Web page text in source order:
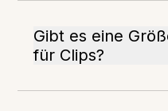
Gibt es eine
für Clips?